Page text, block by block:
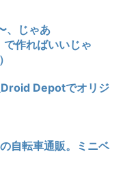
、じゃあ
作ればいいじゃ
Depotでオリジ
自転車通販。ミニベ